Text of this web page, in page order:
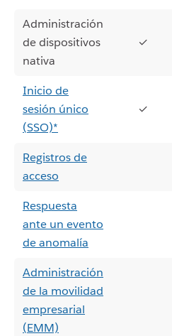
Administración
de dispositivos
nativa
✓
Inicio de
sesión único
(SSO)*
✓
Registros de
acceso
Respuesta
ante un evento
de anomalía
Administración
de la movilidad
empresarial
(EMM)